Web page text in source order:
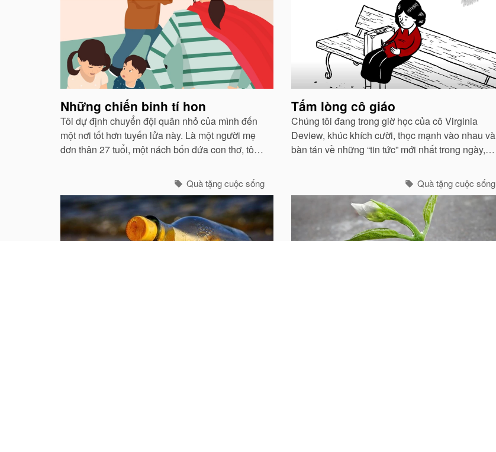
Những chiến binh tí hon
Tôi dự định chuyển đội quân nhỏ của mình đến
một nơi tốt hơn tuyến lửa này. Là một người mẹ
đơn thân 27 tuổi, một nách bốn đứa con thơ, tôi
chỉ huy can trường chăn dắt lũ con của tôi. ..
Quà tặng cuộc sống
Tấm lòng cô giáo
Chúng tôi đang trong giờ học của cô Virginia
Deview, khúc khích cười, thọc mạnh vào nhau và
bàn tán về những “tin tức” mới nhất trong ngày,
Quà tặng cuộc sống